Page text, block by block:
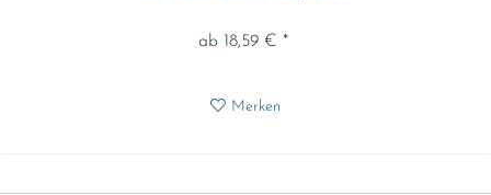
ab 18,59 € *
Merken